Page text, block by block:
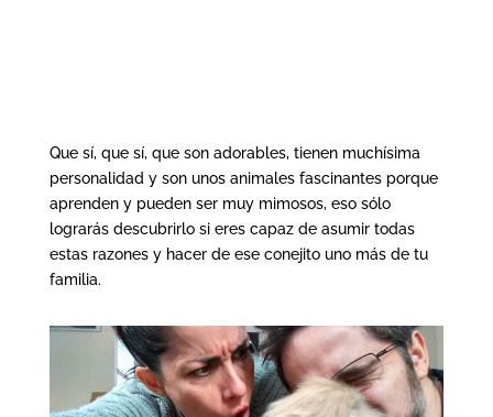
Que sí, que sí, que son adorables, tienen muchísima
personalidad y son unos animales fascinantes porque
aprenden y pueden ser muy mimosos, eso sólo
lograrás descubrirlo si eres capaz de asumir todas
estas razones y hacer de ese conejito uno más de tu
familia.